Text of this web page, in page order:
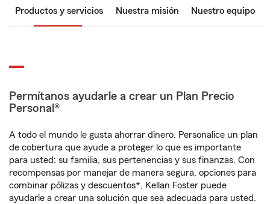
Productos y servicios Nuestra misión Nuestro equipo
Permítanos ayudarle a crear un Plan Precio
Personal®
A todo el mundo le gusta ahorrar dinero. Personalice un plan
de cobertura que ayude a proteger lo que es importante
para usted: su familia, sus pertenencias y sus finanzas. Con
recompensas por manejar de manera segura, opciones para
combinar pólizas y descuentos*, Kellan Foster puede
ayudarle a crear una solución que sea adecuada para usted.